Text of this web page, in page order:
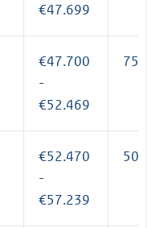
€47.699
€47.700
-
€52.469
75%
€52.470
-
€57.239
50%